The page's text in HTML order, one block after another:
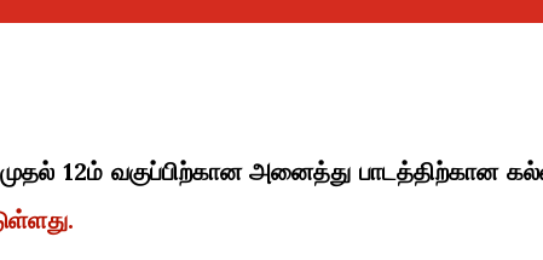
முதல் 12ம் வகுப்பிற்கான அனைத்து பாடத்திற்கான